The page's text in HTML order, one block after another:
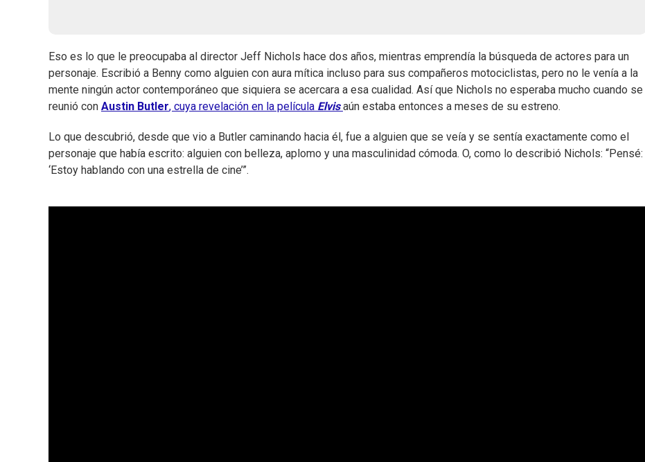
Eso es lo que le preocupaba al director Jeff Nichols hace dos años, mientras emprendía la búsqueda de actores para un
personaje. Escribió a Benny como alguien con aura mítica incluso para sus compañeros motociclistas, pero no le venía a la
mente ningún actor contemporáneo que siquiera se acercara a esa cualidad. Así que Nichols no esperaba mucho cuando se
reunió con Austin Butler, cuya revelación en la película Elvisaún estaba entonces a meses de su estreno.
Lo que descubrió, desde que vio a Butler caminando hacia él, fue a alguien que se veía y se sentía exactamente como el
personaje que había escrito: alguien con belleza, aplomo y una masculinidad cómoda. O, como lo describió Nichols: “Pensé:
‘Estoy hablando con una estrella de cine’”.